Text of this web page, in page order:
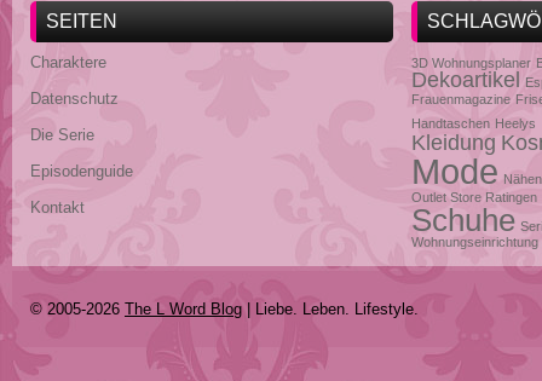
SEITEN
Charaktere
Datenschutz
Die Serie
Episodenguide
Kontakt
3D Wohnungsplaner
Dekoartikel
Frauenmagazine
Handtaschen Heelys
Kleidung
Mode Nähen
Outlet Store Ratingen
Schuhe
Wohnungseinrichtung
© 2005-2026 The L Word Blog | Liebe. Leben. Lifestyle.